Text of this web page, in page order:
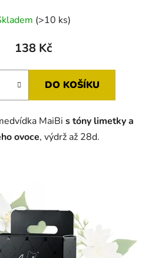
(>10 ks)
138 Kč
DO KOŠÍKU
MaiBi s tóny limetky a
ovoce, výdrž až 28d.